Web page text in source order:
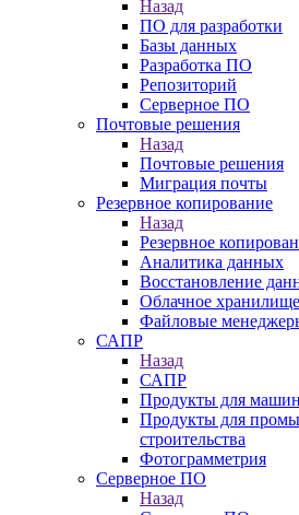
Назад
ПО для разработки
Базы данных
Разработка ПО
Репозиторий
Серверное ПО
Почтовые решения
Назад
Почтовые решения
Миграция почты
Резервное копирование
Назад
Резервное
Аналитика данных
Восстановление
Облачное хранилище
Файловые
САПР
Назад
САПР
Продукты для
Продукты для
строительства
Фотограмметрия
Серверное ПО
Назад